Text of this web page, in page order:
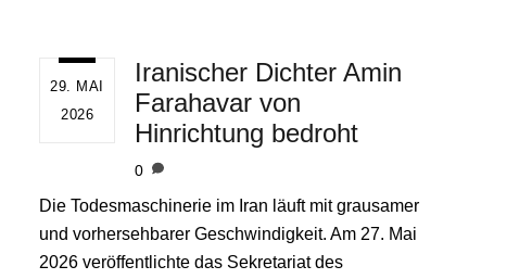
29. MAI
2026
Iranischer Dichter Amin
Farahavar von
Hinrichtung bedroht
0
Die Todesmaschinerie im Iran läuft mit grausamer
und vorhersehbarer Geschwindigkeit. Am 27. Mai
2026 veröffentlichte das Sekretariat des